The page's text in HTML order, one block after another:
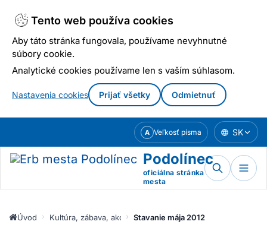
Tento web používa cookies
Aby táto stránka fungovala, používame nevyhnutné
súbory cookie.
Analytické cookies používame len s vaším súhlasom.
Nastavenia cookies Prijať všetky Odmietnuť
obsahu
A Veľkosť písma SK
Podolínec
oficiálna stránka
mesta
Úvod Kultúra, zábava, akcie Stavanie mája 2012